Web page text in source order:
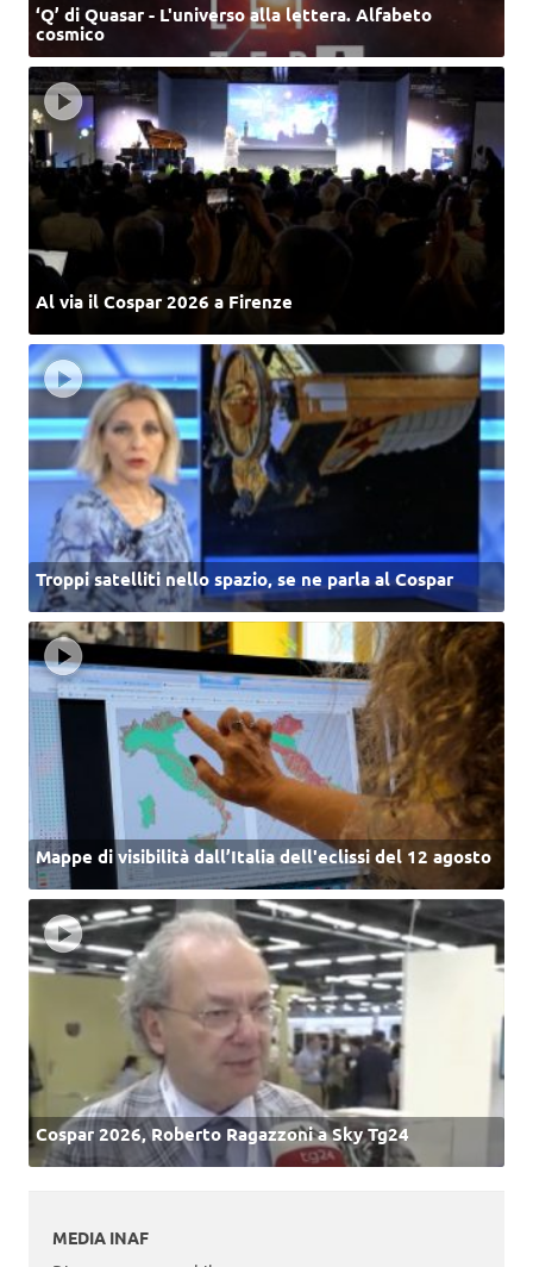
‘Q’ di Quasar - L'universo alla lettera. Alfabeto
cosmico
Al via il Cospar 2026 a Firenze
Troppi satelliti nello spazio, se ne parla al Cospar
Mappe di visibilità dall’Italia dell'eclissi del 12 agosto
Cospar 2026, Roberto Ragazzoni a Sky Tg24
MEDIA INAF